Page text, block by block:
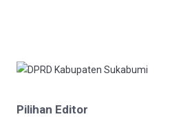
Pilihan Editor